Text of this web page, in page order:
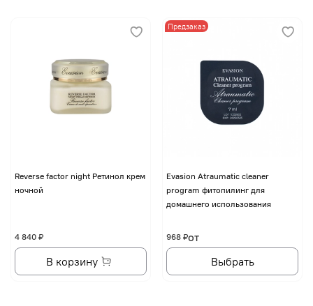
Reverse factor night Ретинол крем
ночной
4 840 ₽
В корзину
Предзаказ
Evasion Atraumatic cleaner
program фитопилинг для
домашнего использования
от
968 ₽
Выбрать